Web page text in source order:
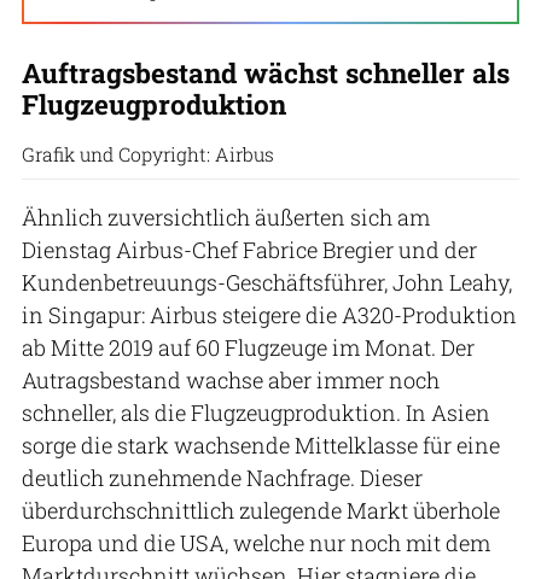
Auftragsbestand wächst schneller als
Flugzeugproduktion
Grafik und Copyright: Airbus
Ähnlich zuversichtlich äußerten sich am
Dienstag Airbus-Chef Fabrice Bregier und der
Kundenbetreuungs-Geschäftsführer, John Leahy,
in Singapur: Airbus steigere die A320-Produktion
ab Mitte 2019 auf 60 Flugzeuge im Monat. Der
Autragsbestand wachse aber immer noch
schneller, als die Flugzeugproduktion. In Asien
sorge die stark wachsende Mittelklasse für eine
deutlich zunehmende Nachfrage. Dieser
überdurchschnittlich zulegende Markt überhole
Europa und die USA, welche nur noch mit dem